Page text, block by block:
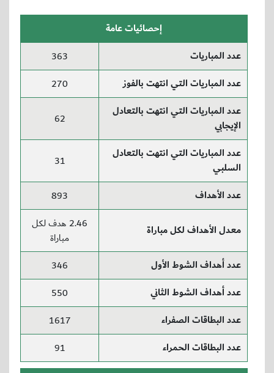
إحصائيات عامة
عدد المباريات
363
عدد المباريات التي انتهت بالفوز 270
عدد المباريات التي انتهت بالتعادل
الإيجابي
62
عدد المباريات التي انتهت بالتعادل
السلبي
31
عدد الأهداف 893
معدل الأهداف لكل مباراة
2.46 هدف لكل
مباراة
عدد أهداف الشوط الأول 346
عدد أهداف الشوط الثاني 550
عدد البطاقات الصفراء 1617
عدد البطاقات الحمراء 91